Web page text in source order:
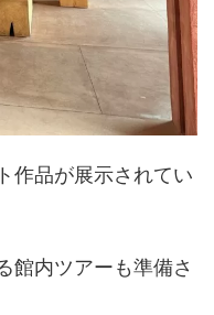
作品が展示されてい
館内ツアーも準備さ